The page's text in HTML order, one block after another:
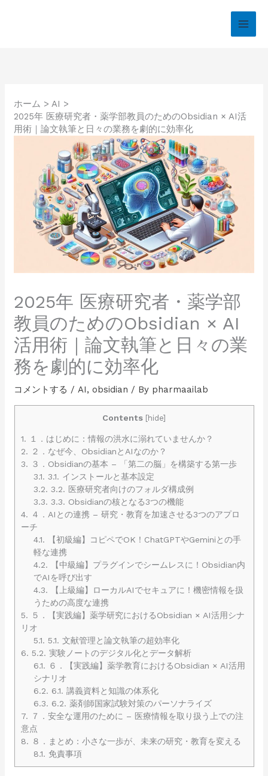
ホーム
AI
2025年 医療研究者・薬学部教員のためのObsidian × AI活
用術｜論文執筆と日々の業務を劇的に効率化
2025年 医療研究者・薬学部
教員のためのObsidian × AI
活用術｜論文執筆と日々の業
務を劇的に効率化
コメントする /AI,obsidian / By pharmaailab
Contents [hide]
1. １．はじめに：情報の洪水に溺れていませんか？
2. ２．なぜ今、ObsidianとAIなのか？
3. ３．Obsidianの基本 – 「第二の脳」を構築する第一歩
3.1. 3.1. インストールと基本設定
3.2. 3.2. 医療研究者向けのフォルダ構成例
3.3. 3.3. Obsidianの核となる3つの機能
4. ４．AIとの連携 – 研究・教育を加速させる3つのアプロ
ーチ
4.1. 【初級編】コピペでOK！ChatGPTやGeminiとの手
軽な連携
4.2. 【中級編】プラグインでシームレスに！Obsidian内
でAIを呼び出す
4.3. 【上級編】ローカルAIでセキュアに！機密情報を扱
うための高度な連携
5. ５．【実践編】薬学研究におけるObsidian × AI活用シナ
リオ
5.1. 5.1. 文献管理と論文執筆の超効率化
6. 5.2. 実験ノートのデジタル化とデータ解析
6.1. ６．【実践編】薬学教育におけるObsidian × AI活用
シナリオ
6.2. 6.1. 講義資料と知識の体系化
6.3. 6.2. 薬剤師国家試験対策のパーソナライズ
7. ７．安全な運用のために – 医療情報を取り扱う上での注
意点
8. ８．まとめ：小さな一歩が、未来の研究・教育を変える
8.1. 免責事項